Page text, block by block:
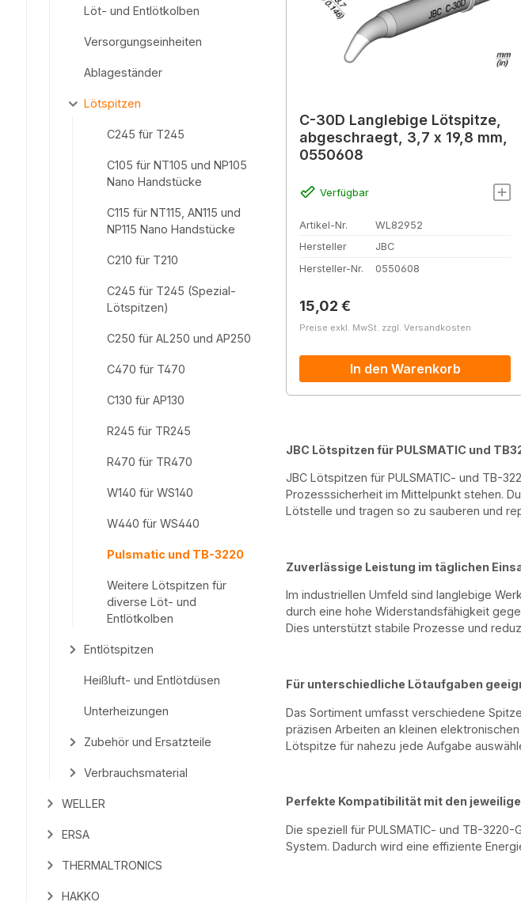
Löt- und Entlötkolben
Versorgungseinheiten
Ablageständer
Lötspitzen
C245 für T245
C105 für NT105 und NP105
Nano Handstücke
C115 für NT115, AN115 und
NP115 Nano Handstücke
C210 für T210
C245 für T245 (Spezial-
Lötspitzen)
C250 für AL250 und AP250
C470 für T470
C130 für AP130
R245 für TR245
R470 für TR470
W140 für WS140
W440 für WS440
Pulsmatic und TB-3220
Weitere Lötspitzen für
diverse Löt- und
Entlötkolben
Entlötspitzen
Heißluft- und Entlötdüsen
Unterheizungen
Zubehör und Ersatzteile
Verbrauchsmaterial
WELLER
ERSA
THERMALTRONICS
HAKKO
C-30D Langlebige Lötspitze,
abgeschraegt, 3,7 x 19,8 mm,
0550608
Verfügbar
Artikel-Nr.
WL82952
Hersteller
JBC
Hersteller-Nr.
0550608
Regulärer Preis:
15,02 €
Preise exkl. MwSt. zzgl. Versandkosten
In den Warenkorb
JBC Lötspitzen für PULSMATIC und
JBC Lötspitzen für PULSMATIC- und TB-
Prozesssicherheit im Mittelpunkt stehen.
Lötstelle und tragen so zu sauberen und
Zuverlässige Leistung im täglichen
Im industriellen Umfeld sind langlebige
durch eine hohe Widerstandsfähigkeit
Dies unterstützt stabile Prozesse und
Für unterschiedliche Lötaufgaben
Das Sortiment umfasst verschiedene
präzisen Arbeiten an kleinen
Lötspitze für nahezu jede Aufgabe
Perfekte Kompatibilität mit den
Die speziell für PULSMATIC- und TB-
System. Dadurch wird eine effiziente